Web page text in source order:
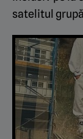
satelitul